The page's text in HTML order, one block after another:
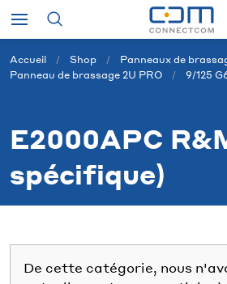
Accueil Shop
Panneaux de
Panneau de brassage 2U PRO
9/125
E2000APC
spécifique)
De cette catégorie, nous